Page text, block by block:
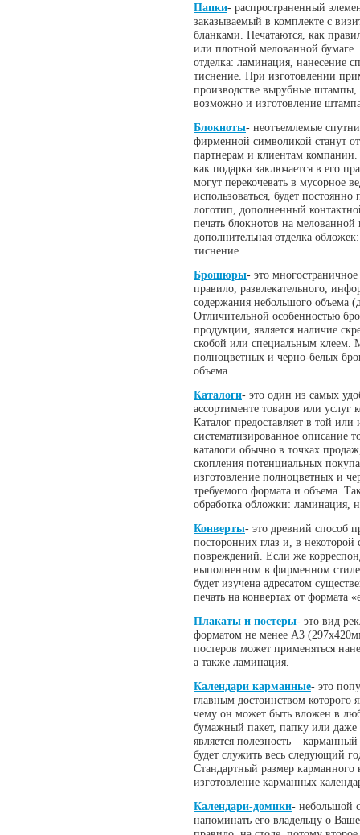
Папки- распространенный
заказываемый в комплекте с
бланками. Печатаются, как
или плотной мелованной
отделка: ламинация, нанесение
тиснение. При изготовлении
производстве вырубные штампы,
возможно и изготовление
Блокноты- неотъемлемые
фирменной символикой станут
партнерам и клиентам
как подарка заключается в его
могут перекочевать в мусорное
использоваться, будет
логотип, дополненный
печать блокнотов на
дополнительная отделка
тиснение.
Брошюры- это
правило, развлекательного,
содержания небольшого объема
Отличительной особенностью
продукции, является наличие
скобой или специальным клеем.
полноцветных и черно-белых
объема.
Каталоги- это один из самых
ассортименте товаров или
Каталог предоставляет в той или
систематизированное описание
каталоги обычно в точках
скопления потенциальных
изготовление полноцветных и
требуемого формата и объема.
обработка обложки: ламинация,
Конверты- это древний способ
посторонних глаз и, в некоторой
повреждений. Если же
выполненном в фирменном
будет изучена адресатом
печать на конвертах от формата
Плакаты и постеры- это вид
форматом не менее А3
постеров может применяться
а также ламинация.
Календари карманные- это
главным достоинством которого
чему он может быть вложен в
бумажный пакет, папку или даже
является полезность –
будет служить весь следующий
Стандартный размер
изготовление карманных
Календари-домики- небольшой
напоминать его владельцу о